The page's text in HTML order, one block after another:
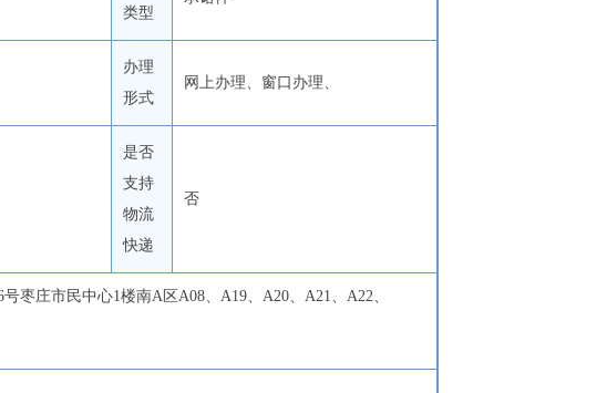
类型
办理
形式
网上办理、窗口办理、
是否
支持
物流
快递
否
枣庄市民中心1楼南A区A08、A19、A20、A21、A22、